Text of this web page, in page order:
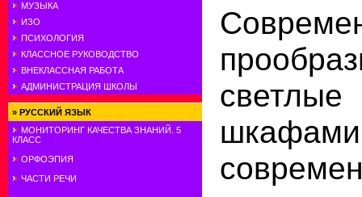
МУЗЫКА
ИЗО
ПСИХОЛОГИЯ
КЛАССНОЕ РУКОВОДСТВО
ВНЕКЛАССНАЯ РАБОТА
АДМИНИСТРАЦИЯ ШКОЛЫ
» РУССКИЙ ЯЗЫК
МОНИТОРИНГ КАЧЕСТВА ЗНАНИЙ. 5
КЛАСС
ОРФОЭПИЯ
ЧАСТИ РЕЧИ